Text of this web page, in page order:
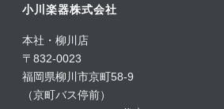
小川楽器株式会社
本社・柳川店
〒832-0023
福岡県柳川市京町58-9
（京町バス停前）